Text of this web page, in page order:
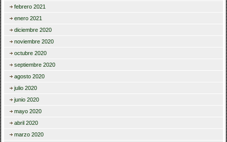
febrero 2021
enero 2021
diciembre 2020
noviembre 2020
octubre 2020
septiembre 2020
agosto 2020
julio 2020
junio 2020
mayo 2020
abril 2020
marzo 2020